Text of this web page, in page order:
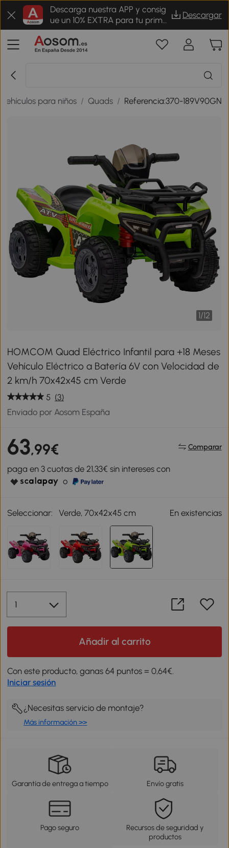
Descarga nuestra APP y consig
ue un 10% EXTRA para tu prime
r pedido
Descargar
Vehículos para niños / Quads / Referencia:370-189V90GN
1/12
HOMCOM Quad Eléctrico Infantil para +18 Meses
Vehículo Eléctrico a Batería 6V con Velocidad de
2 km/h 70x42x45 cm Verde
5 (3)
Enviado por Aosom España
63,99€ Comparar
paga en 3 cuotas de 21,33€ sin intereses con
o
Seleccionar: Verde, 70x42x45 cm En existencias
Añadir al carrito
Con este producto, ganas 64 puntos = 0,64€.
Iniciar sesión
¿Necesitas servicio de montaje?
Más información >>
Garantía de entrega a tiempo Envío gratis
Pago seguro
Recursos de seguridad y
productos